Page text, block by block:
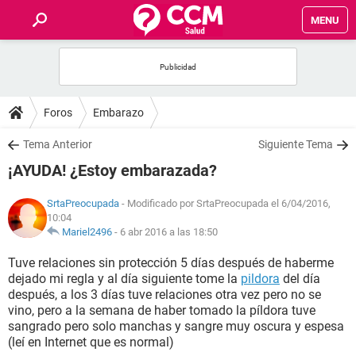
MENU
FOROS
SALUD
FAMILIA
NUTRICIÓN
BIENESTAR
SEXUALIDAD
GLOSARIO
Foros Embarazo
Tema Anterior Siguiente Tema
¡AYUDA! ¿Estoy embarazada?
SrtaPreocupada - Modificado por SrtaPreocupada el 6/04/2016,
10:04
Mariel2496 - 6 abr 2016 a las 18:50
Tuve relaciones sin protección 5 días después de haberme
dejado mi regla y al día siguiente tome la pildora del día
después, a los 3 días tuve relaciones otra vez pero no se
vino, pero a la semana de haber tomado la píldora tuve
sangrado pero solo manchas y sangre muy oscura y espesa
(leí en Internet que es normal)